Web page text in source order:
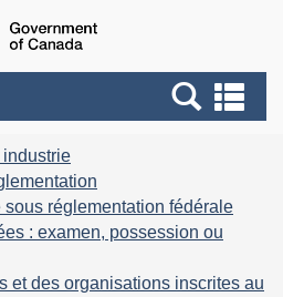
Passer
au
Version
HTML
Gouvernement
et
industrie
réglementation fédérale
: examen, possession ou
et des organisations inscrites au